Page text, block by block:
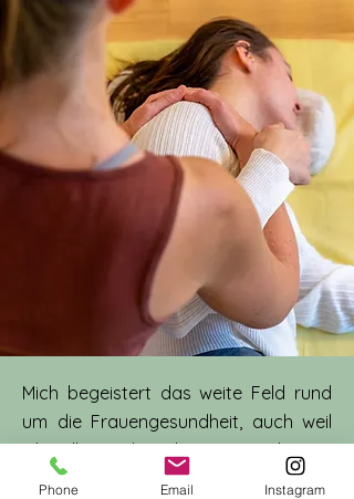
Mich begeistert das weite Feld rund
um die Frauengesundheit, auch weil
ich selbst viele Jahre an PMS litt. Ein
weiteres spannendes
Phone Email Instagram